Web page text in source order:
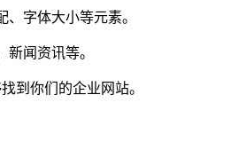
字体大小等元素。
闻资讯等。
到你们的企业网站。